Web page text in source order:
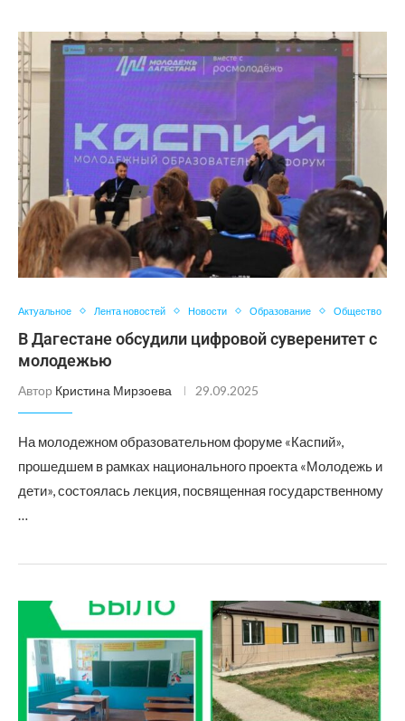
Актуальное Лента новостей Новости Образование Общество
В Дагестане обсудили цифровой суверенитет с
молодежью
Автор Кристина Мирзоева 29.09.2025
На молодежном образовательном форуме «Каспий»,
прошедшем в рамках национального проекта «Молодежь и
дети», состоялась лекция, посвященная государственному
…